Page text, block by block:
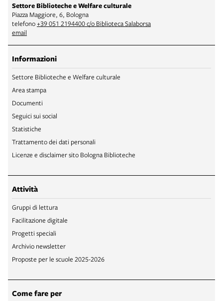
Settore Biblioteche e Welfare culturale
Piazza Maggiore, 6, Bologna
telefono+39 051 2194400 c/o Biblioteca Salaborsa
email
Informazioni
Settore Biblioteche e Welfare culturale
Area stampa
Documenti
Seguici sui social
Statistiche
Trattamento dei dati personali
Licenze e disclaimer sito Bologna Biblioteche
Attività
Gruppi di lettura
Facilitazione digitale
Progetti speciali
Archivio newsletter
Proposte per le scuole 2025-2026
Come fare per